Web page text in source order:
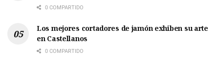
0 COMPARTIDO
Los mejores cortadores de jamón exhiben su arte
en Castellanos
0 COMPARTIDO